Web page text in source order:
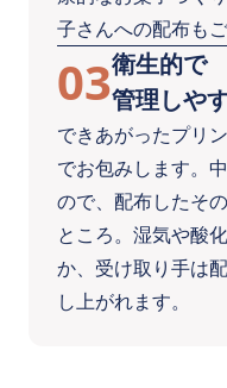
子さんへの配布も
03衛生的で
管理しや
できあがったプリ
でお包みします。
ので、配布したそ
ところ。湿気や酸
か、受け取り手は
し上がれます。